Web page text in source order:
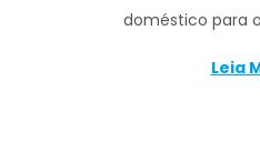
doméstico para
Leia